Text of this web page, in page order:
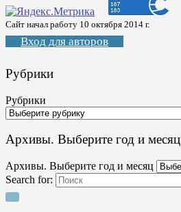
Сайт начал работу 10 октября 2014 г.
Вход для авторов
Рубрики
Рубрики
Архивы. Выберите год и месяц
Архивы. Выберите год и месяц
Search for: